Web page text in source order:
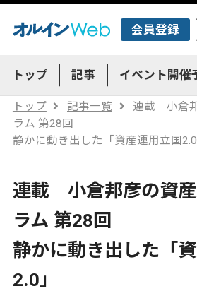
会員登録
トップ 記事 イベント開催
トップ 記事一覧
連載 小倉
ラム 第28回
静かに動き出した「資産運用立国2.0
連載 小倉邦彦の資産
ラム 第28回
静かに動き出した「
2.0」